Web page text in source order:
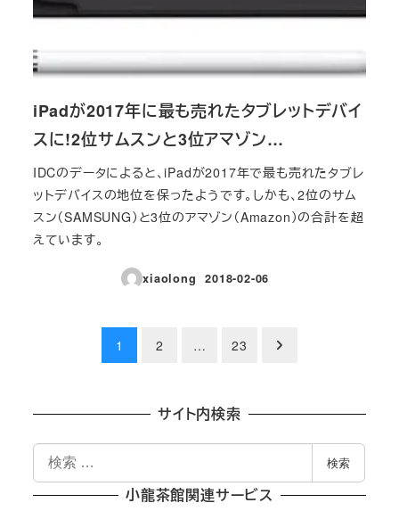
iPadが2017年に最も売れたタブレットデバイ
スに!2位サムスンと3位アマゾン…
IDCのデータによると、iPadが2017年で最も売れたタブレ
ットデバイスの地位を保ったようです。しかも、2位のサム
スン（SAMSUNG）と3位のアマゾン（Amazon）の合計を超
えています。
xiaolong
投稿日
2018-02-06
の
ペ
ー
1 2 … 23
サイト内検索
索
検索
小龍茶館関連サービス